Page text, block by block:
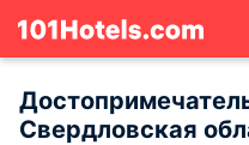
Свердловская